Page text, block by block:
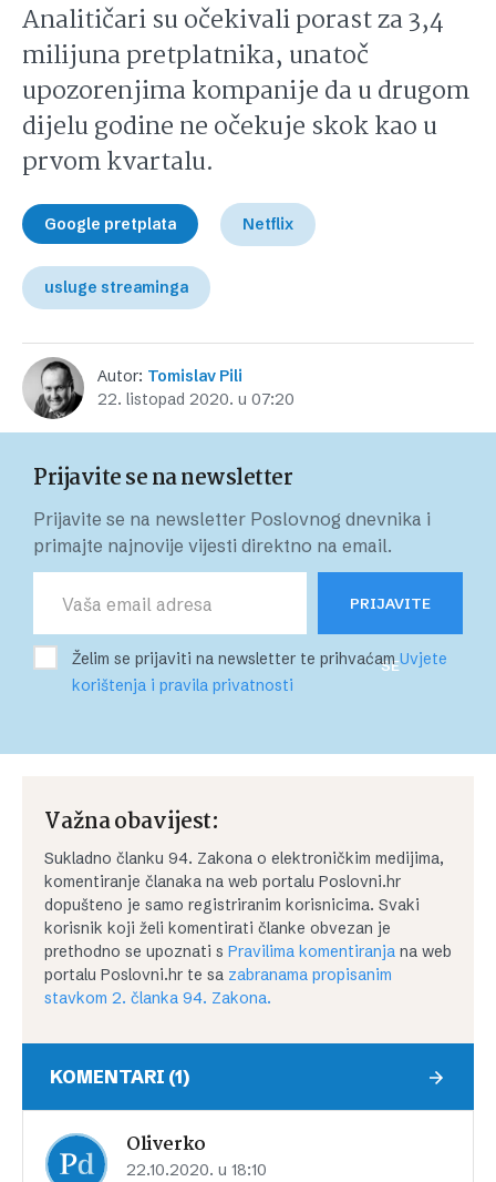
Analitičari su očekivali porast za 3,4
milijuna pretplatnika, unatoč
upozorenjima kompanije da u drugom
dijelu godine ne očekuje skok kao u
prvom kvartalu.
Google pretplata Netflix
usluge streaminga
Autor: Tomislav Pili
22. listopad 2020. u 07:20
Prijavite se na newsletter
Prijavite se na newsletter Poslovnog dnevnika i
primajte najnovije vijesti direktno na email.
PRIJAVITE
SE
Želim se prijaviti na newsletter te prihvaćamUvjete
korištenja i pravila privatnosti
Važna obavijest:
Sukladno članku 94. Zakona o elektroničkim medijima,
komentiranje članaka na web portalu Poslovni.hr
dopušteno je samo registriranim korisnicima. Svaki
korisnik koji želi komentirati članke obvezan je
prethodno se upoznati s Pravilima komentiranja na web
portalu Poslovni.hr te sa zabranama propisanim
stavkom 2. članka 94. Zakona.
KOMENTARI (1)
Oliverko
22.10.2020. u 18:10